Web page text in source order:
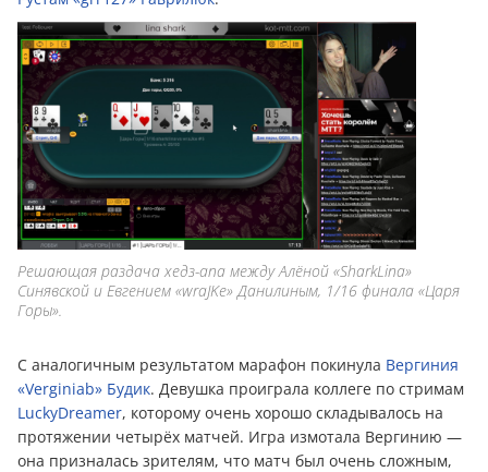
Решающая раздача хедз-апа между Алёной «SharkLina»
Синявской и Евгением «wraJKe» Данилиным, 1/16 финала «Царя
Горы».
С аналогичным результатом марафон покинула Вергиния
«Verginiab» Будик. Девушка проиграла коллеге по стримам
LuckyDreamer, которому очень хорошо складывалось на
протяжении четырёх матчей. Игра измотала Вергинию —
она призналась зрителям, что матч был очень сложным,